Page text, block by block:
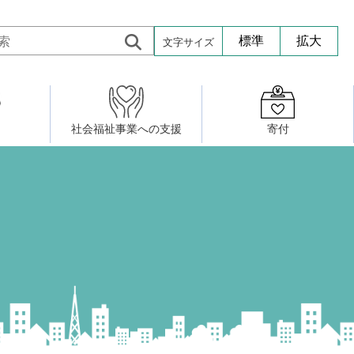
文字サイズ 標準 拡大
プチボザウルス
寄付したい
社会福祉事業への支援 寄付